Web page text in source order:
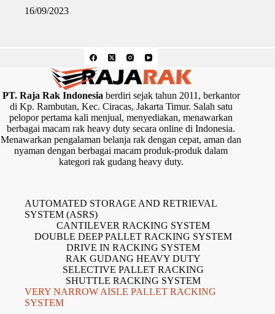
16/09/2023
PT. Raja Rak Indonesiaberdiri sejak tahun 2011, berkantor
di Kp. Rambutan, Kec. Ciracas, Jakarta Timur. Salah satu
pelopor pertama kali menjual, menyediakan, menawarkan
berbagai macam rak heavy duty secara online di Indonesia.
Menawarkan pengalaman belanja rak dengan cepat, aman dan
nyaman dengan berbagai macam produk-produk dalam
kategori rak gudang heavy duty.
AUTOMATED STORAGE AND RETRIEVAL
SYSTEM (ASRS)
CANTILEVER RACKING SYSTEM
DOUBLE DEEP PALLET RACKING SYSTEM
DRIVE IN RACKING SYSTEM
RAK GUDANG HEAVY DUTY
SELECTIVE PALLET RACKING
SHUTTLE RACKING SYSTEM
VERY NARROW AISLE PALLET RACKING
SYSTEM